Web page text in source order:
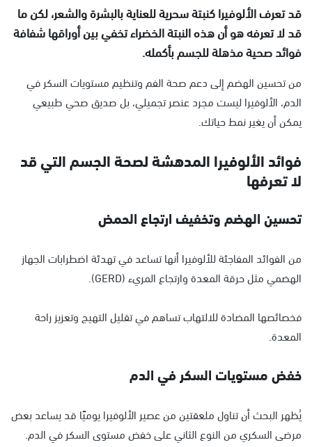
قد تعرف الألوفيرا كنبتة سحرية للعناية بالبشرة والشعر، لكن ما
قد لا تعرفه هو أن هذه النبتة الخضراء تخفي بين أوراقها شفافة
فوائد صحية مذهلة للجسم بأكمله.
من تحسين الهضم إلى دعم صحة الفم وتنظيم مستويات السكر في
الدم، الألوفيرا ليست مجرد عنصر تجميلي، بل صديق صحي طبيعي
يمكن أن يغير نمط حياتك.
فوائد الألوفيرا المدهشة لصحة الجسم التي قد
لا تعرفها
تحسين الهضم وتخفيف ارتجاع الحمض
من الفوائد المفاجئة للألوفيرا أنها تساعد في تهدئة اضطرابات الجهاز
الهضمي مثل حرقة المعدة وارتجاع المريء (GERD).
فخصائصها المضادة للالتهاب تساهم في تقليل التهيج وتعزيز راحة
المعدة.
خفض مستويات السكر في الدم
يُظهر البحث أن تناول ملعقتين من عصير الألوفيرا يوميًا قد يساعد بعض
مرضى السكري من النوع الثاني على خفض مستوى السكر في الدم.